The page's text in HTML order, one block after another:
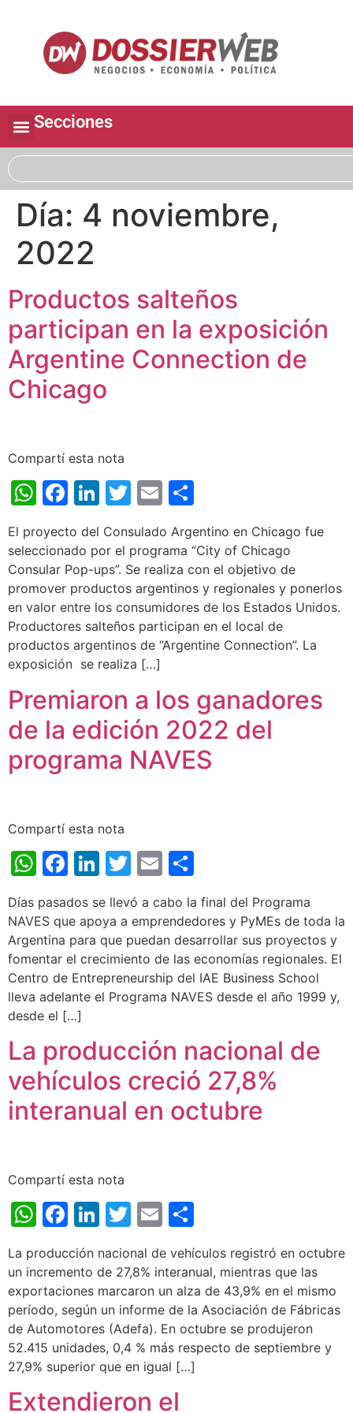
Secciones
Día: 4 noviembre,
2022
Productos salteños
participan en la exposición
Argentine Connection de
Chicago
Compartí esta nota
WhatsApp
Facebook
LinkedIn
Twitter
Email
El proyecto del Consulado Argentino en Chicago fue
seleccionado por el programa “City of Chicago
Consular Pop-ups”. Se realiza con el objetivo de
promover productos argentinos y regionales y ponerlos
en valor entre los consumidores de los Estados Unidos.
Productores salteños participan en el local de
productos argentinos de “Argentine Connection”. La
exposición se realiza […]
Premiaron a los ganadores
de la edición 2022 del
programa NAVES
Compartí esta nota
WhatsApp
Facebook
LinkedIn
Twitter
Email
Días pasados se llevó a cabo la final del Programa
NAVES que apoya a emprendedores y PyMEs de toda la
Argentina para que puedan desarrollar sus proyectos y
fomentar el crecimiento de las economías regionales. El
Centro de Entrepreneurship del IAE Business School
lleva adelante el Programa NAVES desde el año 1999 y,
desde el […]
La producción nacional de
vehículos creció 27,8%
interanual en octubre
Compartí esta nota
WhatsApp
Facebook
LinkedIn
Twitter
Email
La producción nacional de vehículos registró en octubre
un incremento de 27,8% interanual, mientras que las
exportaciones marcaron un alza de 43,9% en el mismo
período, según un informe de la Asociación de Fábricas
de Automotores (Adefa). En octubre se produjeron
52.415 unidades, 0,4 % más respecto de septiembre y
27,9% superior que en igual […]
Extendieron el